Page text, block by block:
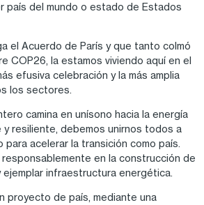
país del mundo o estado de Estados
el Acuerdo de París y que tanto colmó
COP26, la estamos viviendo aquí en el
efusiva celebración y la más amplia
los sectores.
camina en unísono hacia la energía
resiliente, debemos unirnos todos a
para acelerar la transición como país.
en la construcción de
ejemplar infraestructura energética.
proyecto de país, mediante una